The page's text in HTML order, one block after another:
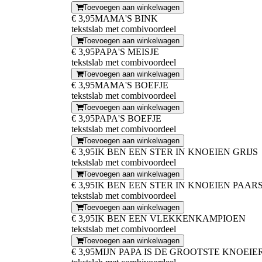
Toevoegen aan winkelwagen
€ 3,95MAMA'S BINK
tekstslab met combivoordeel
Toevoegen aan winkelwagen
€ 3,95PAPA'S MEISJE
tekstslab met combivoordeel
Toevoegen aan winkelwagen
€ 3,95MAMA'S BOEFJE
tekstslab met combivoordeel
Toevoegen aan winkelwagen
€ 3,95PAPA'S BOEFJE
tekstslab met combivoordeel
Toevoegen aan winkelwagen
€ 3,95IK BEN EEN STER IN KNOEIEN GRIJS
tekstslab met combivoordeel
Toevoegen aan winkelwagen
€ 3,95IK BEN EEN STER IN KNOEIEN
tekstslab met combivoordeel
Toevoegen aan winkelwagen
€ 3,95IK BEN EEN VLEKKENKAMPIOEN
tekstslab met combivoordeel
Toevoegen aan winkelwagen
€ 3,95MIJN PAPA IS DE GROOTSTE